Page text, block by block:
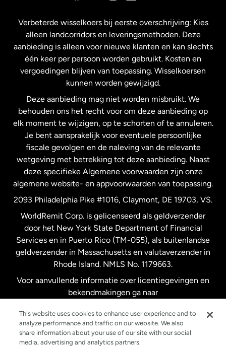
Maleisië
Nederland
Nieuw-Zeeland
Spanje
Verenigd Koninkrijk
Verenigde Staten English
Verenigde Staten Español
Zweden
Verbeterde wisselkoers bij eerste overschrijving: Kies
alleen landcorridors en leveringsmethoden. Deze
aanbieding is alleen voor nieuwe klanten en kan slechts
één keer per persoon worden gebruikt. Kosten en
vergoedingen blijven van toepassing. Wisselkoersen
kunnen worden gewijzigd.
Deze aanbieding mag niet worden misbruikt. We
behouden ons het recht voor om deze aanbieding op
elk moment te wijzigen, op te schorten of te annuleren.
Je bent aansprakelijk voor eventuele persoonlijke
fiscale gevolgen en de naleving van de relevante
wetgeving met betrekking tot deze aanbieding. Naast
deze specifieke Algemene voorwaarden zijn onze
algemene website- en appvoorwaarden van toepassing.
2093 Philadelphia Pike #1016, Claymont, DE 19703, VS.
WorldRemit Corp. is gelicenseerd als geldverzender
door het New York State Department of Financial
Services en in Puerto Rico (TM-055), als buitenlandse
geldverzender in Massachusetts en valutaverzender in
Rhode Island. NMLS No. 1179663.
Voor aanvullende informatie over licentiegevingen en
bekendmakingen ga naar
This website uses cookies to enhance user experience and to
analyze performance and traffic on our website. We also
share information about your use of our site with our social
media, advertising and analytics partners.